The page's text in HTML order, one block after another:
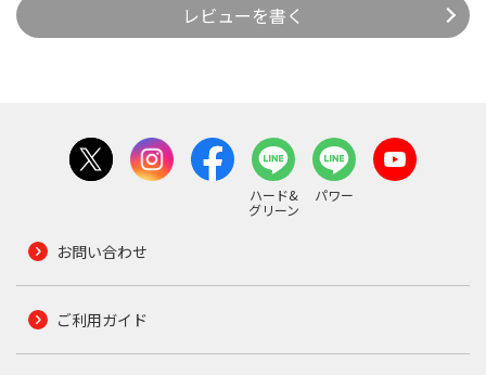
レビューを書く
ハード&
グリーン
パワー
お問い合わせ
ご利用ガイド